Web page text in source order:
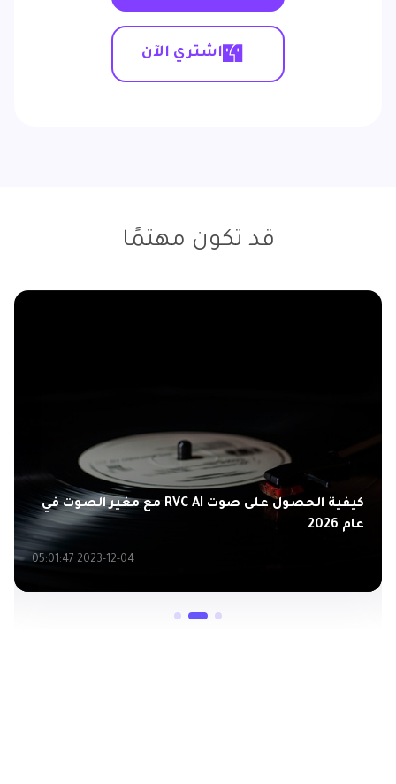
اشتري الآن
قد تكون مهتمًا
كيفية الحصول على صوت RVC AI مع مغير الصوت في
عام 2026
2023-12-04 05:01:47